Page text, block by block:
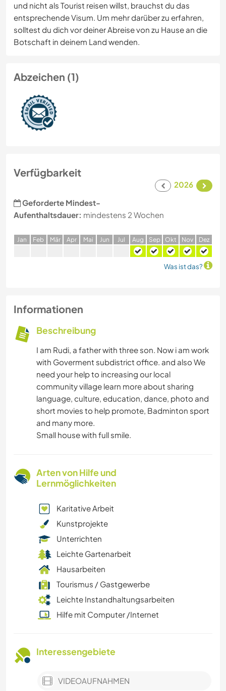
und nicht als Tourist reisen willst, brauchst du das
entsprechende Visum. Um mehr darüber zu erfahren,
solltest du dich vor deiner Abreise von zu Hause an die
Botschaft in deinem Land wenden.
Abzeichen (1)
Verfügbarkeit
2026
Geforderte Mindest-
Aufenthaltsdauer: mindestens 2 Wochen
Jan Feb Mär Apr Mai Jun Jul Aug Sep Okt Nov Dez
Was ist das?
Informationen
Beschreibung
I am Rudi, a father with three son. Now i am work
with Goverment subdistrict office. and also We
need your help to increasing our local
community village learn more about sharing
language, culture, education, dance, photo and
short movies to help promote, Badminton sport
and many more.
Small house with full smile.
Arten von Hilfe und
Lernmöglichkeiten
Karitative Arbeit
Kunstprojekte
Unterrichten
Leichte Gartenarbeit
Hausarbeiten
Tourismus / Gastgewerbe
Leichte Instandhaltungsarbeiten
Hilfe mit Computer /Internet
Interessengebiete
VIDEOAUFNAHMEN